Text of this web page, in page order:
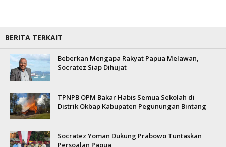
BERITA TERKAIT
Beberkan Mengapa Rakyat Papua Melawan,
Socratez Siap Dihujat
TPNPB OPM Bakar Habis Semua Sekolah di
Distrik Okbap Kabupaten Pegunungan Bintang
Socratez Yoman Dukung Prabowo Tuntaskan
Persoalan Papua